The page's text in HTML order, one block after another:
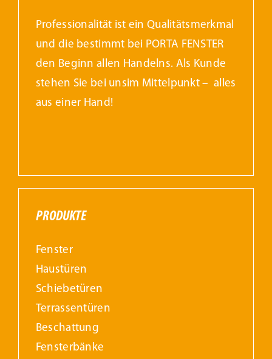
Professionalität ist ein Qualitätsmerkmal
und die bestimmt bei PORTA FENSTER
den Beginn allen Handelns. Als Kunde
stehen Sie bei unsim Mittelpunkt – alles
aus einer Hand!
PRODUKTE
Fenster
Haustüren
Schiebetüren
Terrassentüren
Beschattung
Fensterbänke